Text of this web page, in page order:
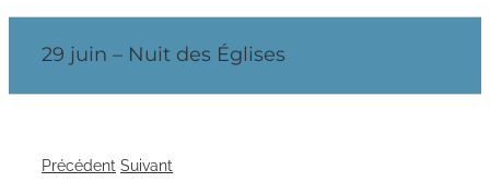
29 juin – Nuit des Églises
Précédent Suivant